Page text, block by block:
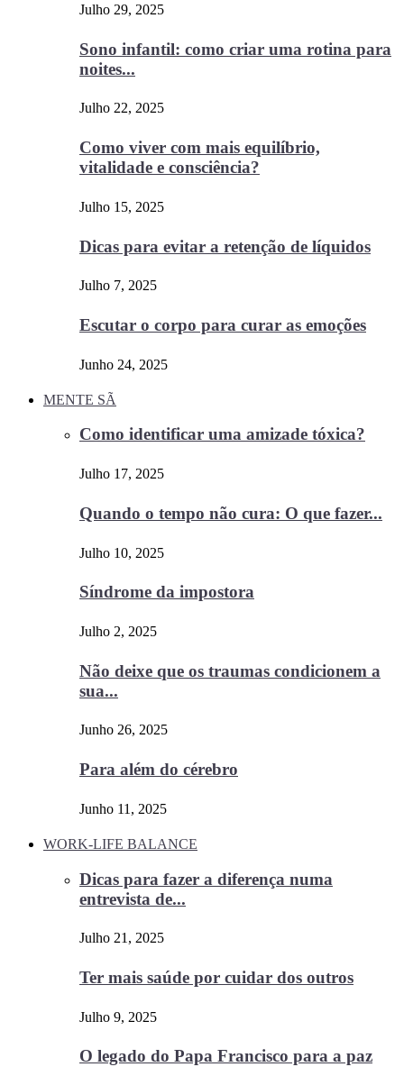
Julho 29, 2025
Sono infantil: como criar uma rotina para
noites...
Julho 22, 2025
Como viver com mais equilíbrio,
vitalidade e consciência?
Julho 15, 2025
Dicas para evitar a retenção de líquidos
Julho 7, 2025
Escutar o corpo para curar as emoções
Junho 24, 2025
MENTE SÃ
Como identificar uma amizade tóxica?
Julho 17, 2025
Quando o tempo não cura: O que fazer...
Julho 10, 2025
Síndrome da impostora
Julho 2, 2025
Não deixe que os traumas condicionem a
sua...
Junho 26, 2025
Para além do cérebro
Junho 11, 2025
WORK-LIFE BALANCE
Dicas para fazer a diferença numa
entrevista de...
Julho 21, 2025
Ter mais saúde por cuidar dos outros
Julho 9, 2025
O legado do Papa Francisco para a paz